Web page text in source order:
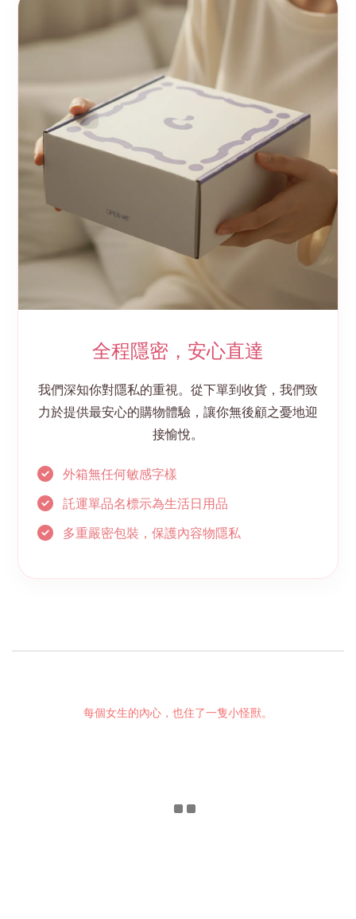
全程隱密，安心直達
我們深知你對隱私的重視。從下單到收貨，我們致
力於提供最安心的購物體驗，讓你無後顧之憂地迎
接愉悅。
外箱無任何敏感字樣
託運單品名標示為生活日用品
多重嚴密包裝，保護內容物隱私
每個女生的內心，也住了一隻小怪獸。